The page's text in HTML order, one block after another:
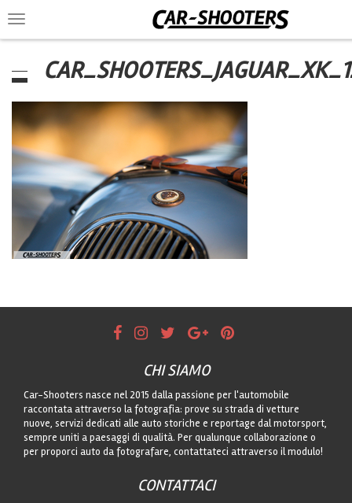
Toggle
navigation
CHI SIAMO
Car-Shooters nasce nel 2015 dalla passione per l'automobile
raccontata attraverso la fotografia: prove su strada di vetture
nuove, servizi dedicati alle auto storiche e reportage dal motorsport,
sempre uniti a paesaggi di qualità. Per qualunque collaborazione o
per proporci auto da fotografare, contattateci attraverso il modulo!
CONTATTACI